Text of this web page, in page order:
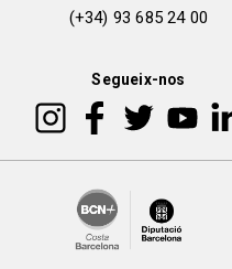
(+34) 93 685 24 00
Segueix-nos